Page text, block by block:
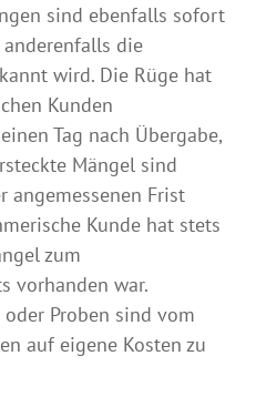
sind ebenfalls sofort
die
wird. Die Rüge hat
Kunden
Tag nach Übergabe,
Mängel sind
angemessenen Frist
Kunde hat stets
zum
vorhanden war.
Proben sind vom
auf eigene Kosten zu